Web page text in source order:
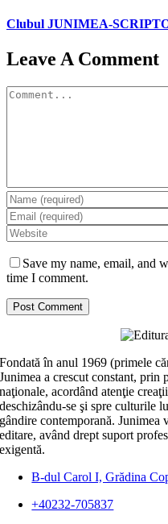
Clubul JUNIMEA-
Leave A Comment
Comment
Save my name, email, and
time I comment.
Fondată în anul 1969 (primele
Junimea a crescut constant, prin
naţionale, acordând atenţie
deschizându-se şi spre culturile
gândire contemporană. Junimea
editare, având drept suport
exigentă.
B-dul Carol I, Grădina
+40232-705837